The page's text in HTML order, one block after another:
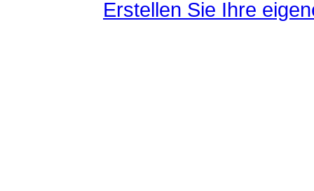
Erstellen Sie Ihre